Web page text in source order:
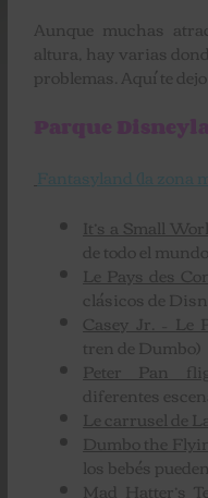
Aunque muchas
altura, hay varias
problemas. Aquí te
Parque
Fantasyland (la zona
It’s a Small
de todo el
Le Pays des
clásicos de
Casey Jr. – Le
tren de Dumbo)
Peter Pan
diferentes
Le carrusel de
Dumbo the
los bebés
Mad Hatter’s